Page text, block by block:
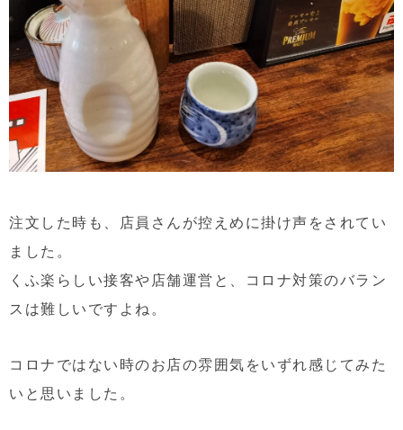
注文した時も、店員さんが控えめに掛け声をされてい
ました。
くふ楽らしい接客や店舗運営と、コロナ対策のバラン
スは難しいですよね。
コロナではない時のお店の雰囲気をいずれ感じてみた
いと思いました。